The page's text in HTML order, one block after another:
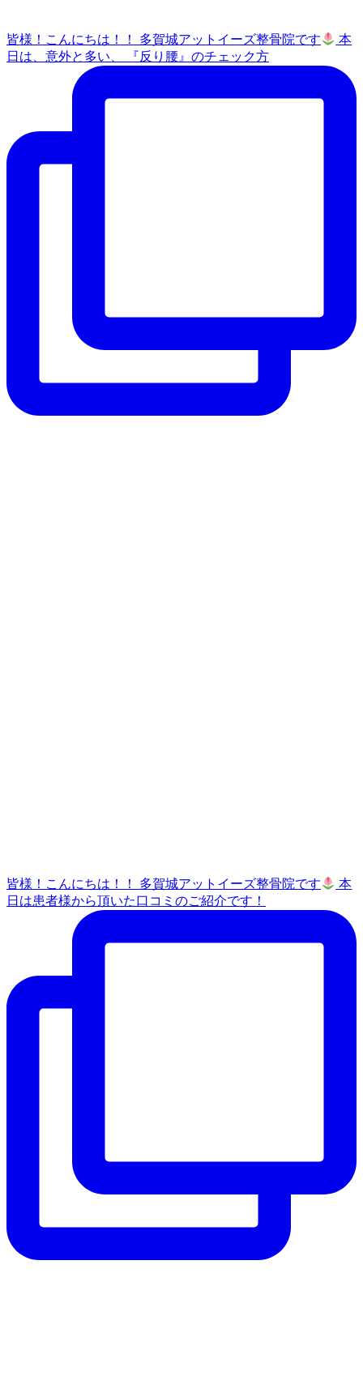
皆様！こんにちは！！ 多賀城アットイーズ整骨院です
本
日は、意外と多い、 『反り腰』のチェック方
皆様！こんにちは！！ 多賀城アットイーズ整骨院です
本
日は患者様から頂いた口コミのご紹介です！